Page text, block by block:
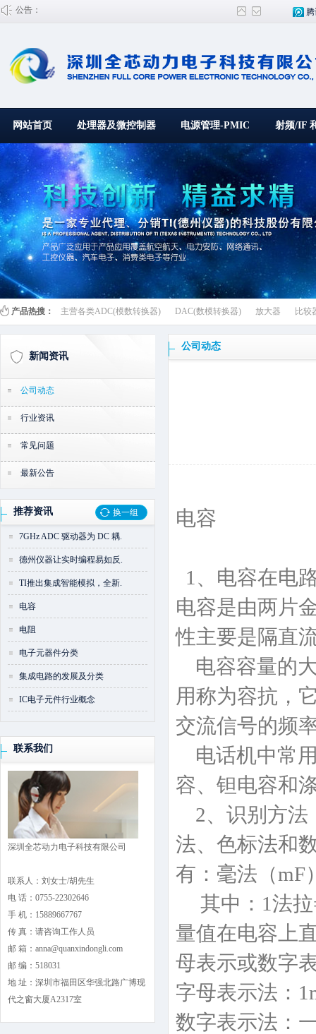
公告：
网站首页 处理器及微控制器 电源管理-PMIC 射频/IF
百叶窗图
产品热搜： 主营各类ADC(模数转换器) DAC(数模转换器) 放大器 比较
新闻资讯
公司动态
行业资讯
常见问题
最新公告
换一组
推荐资讯
7GHz ADC 驱动器为 DC 耦.
德州仪器让实时编程易如反.
TI推出集成智能模拟，全新.
电容
电阻
电子元器件分类
集成电路的发展及分类
IC电子元件行业概念
联系我们
深圳全芯动力电子科技有限公司
联系人：刘女士/胡先生
电 话：0755-22302646
手 机：15889667767
传 真：请咨询工作人员
邮 箱：anna@quanxindongli.com‍
邮 编：518031
地 址：深圳市福田区华强北路广博现
代之窗大厦A2317室
公司动态
电容
1、电容在电
电容是由两片
性主要是隔直
电容容量的
用称为容抗，
交流信号的频
电话机中常
容、钽电容和
2、识别方法
法、色标法和
有：毫法（mF
其中：1法拉
量值在电容上
母表示或数字
字母表示法：
数字表示法：